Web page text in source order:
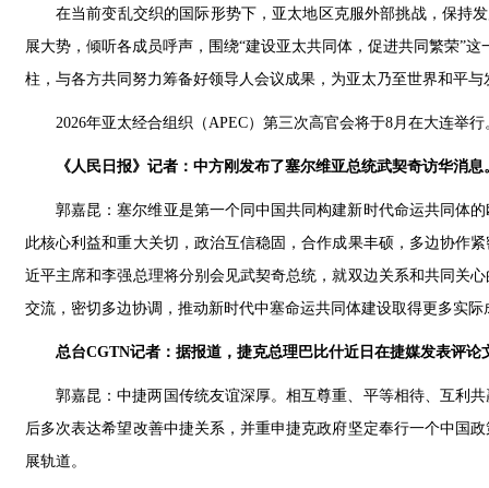
在当前变乱交织的国际形势下，亚太地区克服外部挑战，保持
展大势，倾听各成员呼声，围绕“建设亚太共同体，促进共同繁荣”
柱，与各方共同努力筹备好领导人会议成果，为亚太乃至世界和平与
2026年亚太经合组织（APEC）第三次高官会将于8月在大连举
《人民日报》记者：中方刚发布了塞尔维亚总统武契奇访华消
郭嘉昆：塞尔维亚是第一个同中国共同构建新时代命运共同体
此核心利益和重大关切，政治互信稳固，合作成果丰硕，多边协作
近平主席和李强总理将分别会见武契奇总统，就双边关系和共同关
交流，密切多边协调，推动新时代中塞命运共同体建设取得更多实
总台CGTN记者：据报道，捷克总理巴比什近日在捷媒发表评
郭嘉昆：中捷两国传统友谊深厚。相互尊重、平等相待、互利
后多次表达希望改善中捷关系，并重申捷克政府坚定奉行一个中国
展轨道。